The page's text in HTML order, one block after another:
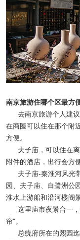
南京旅游住哪个区最方
去南京旅游个人建
在商圈可以住在那个附
方便。
夫子庙，可以住在
附件的酒店，出行会方
夫子庙-秦淮河风光
园、夫子庙、白鹭洲公
淮水上游船和沿河楼阁
这里庙市夜景合一
帘"。
总统府所在的熙园